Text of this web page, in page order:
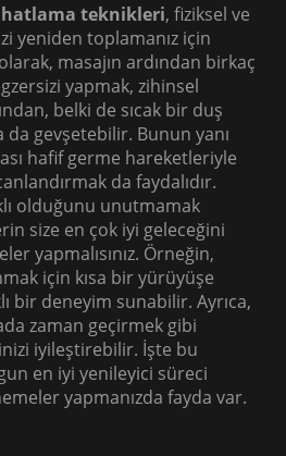
teknikleri, fiziksel ve
yeniden toplamanız için
masajın ardından birkaç
yapmak, zihinsel
belki de sıcak bir duş
da gevşetebilir. Bunun yanı
hafif germe hareketleriyle
da faydalıdır.
olduğunu unutmamak
size en çok iyi geleceğini
yapmalısınız. Örneğin,
için kısa bir yürüyüşe
bir deneyim sunabilir. Ayrıca,
zaman geçirmek gibi
iyileştirebilir. İşte bu
en iyi yenileyici süreci
yapmanızda fayda var.